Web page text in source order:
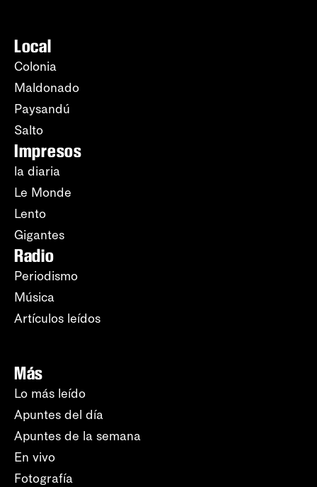
Local
Colonia
Maldonado
Paysandú
Salto
Impresos
la diaria
Le Monde
Lento
Gigantes
Radio
Periodismo
Música
Artículos leídos
Más
Lo más leído
Apuntes del día
Apuntes de la semana
En vivo
Fotografía